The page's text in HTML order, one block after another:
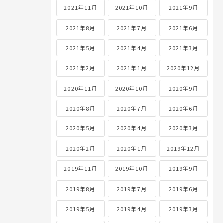
2021年11月 2021年10月 2021年9月
2021年8月 2021年7月 2021年6月
2021年5月 2021年4月 2021年3月
2021年2月 2021年1月 2020年12月
2020年11月 2020年10月 2020年9月
2020年8月 2020年7月 2020年6月
2020年5月 2020年4月 2020年3月
2020年2月 2020年1月 2019年12月
2019年11月 2019年10月 2019年9月
2019年8月 2019年7月 2019年6月
2019年5月 2019年4月 2019年3月